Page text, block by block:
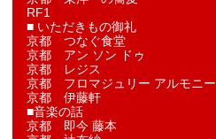
RF1
■ いただきもの御礼
京都 つなぐ食堂
京都 アン ソン ドゥ
京都 レジス
京都 フロマジュリー アルモニー
京都 伊藤軒
■音楽の話
京都 即今 藤本